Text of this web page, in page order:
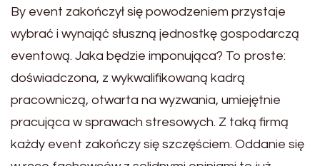
By event zakończył się powodzeniem przystaje
wybrać i wynająć słuszną jednostkę gospodarczą
eventową. Jaka będzie imponująca? To proste:
doświadczona, z wykwalifikowaną kadrą
pracowniczą, otwarta na wyzwania, umiejętnie
pracująca w sprawach stresowych. Z taką firmą
każdy event zakończy się szczęściem. Oddanie się